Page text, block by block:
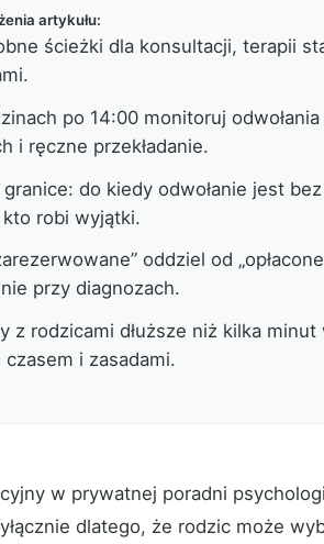
artykułu:
ścieżki dla konsultacji, terapii
po 14:00 monitoruj
i ręczne przekładanie.
do kiedy odwołanie jest bez
robi wyjątki.
oddziel od
przy diagnozach.
z rodzicami dłuższe niż kilka minut
czasem i zasadami.
w prywatnej poradni
dlatego, że rodzic może